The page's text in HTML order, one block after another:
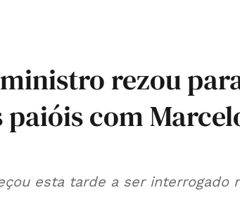
rezou
com
esta tarde a ser interrogado